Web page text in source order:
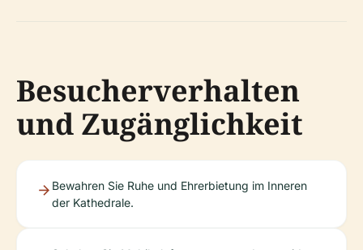
Besucherverhalten
und Zugänglichkeit
Bewahren Sie Ruhe und Ehrerbietung im Inneren
der Kathedrale.